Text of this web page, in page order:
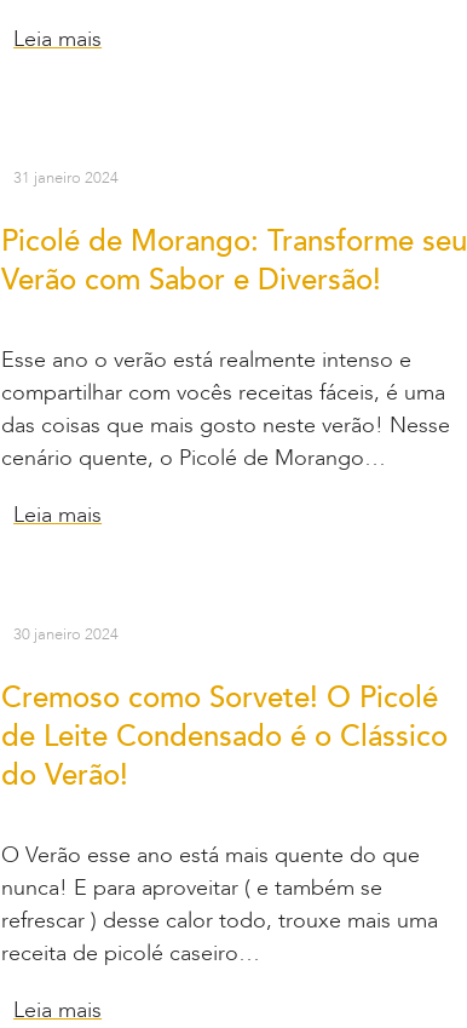
Leia mais
31 janeiro 2024
Picolé de Morango: Transforme seu
Verão com Sabor e Diversão!
Esse ano o verão está realmente intenso e
compartilhar com vocês receitas fáceis, é uma
das coisas que mais gosto neste verão! Nesse
cenário quente, o Picolé de Morango…
Leia mais
30 janeiro 2024
Cremoso como Sorvete! O Picolé
de Leite Condensado é o Clássico
do Verão!
O Verão esse ano está mais quente do que
nunca! E para aproveitar ( e também se
refrescar ) desse calor todo, trouxe mais uma
receita de picolé caseiro…
Leia mais